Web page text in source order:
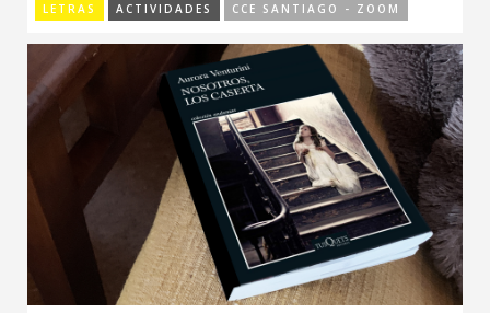
LETRAS ACTIVIDADES CCE SANTIAGO - ZOOM